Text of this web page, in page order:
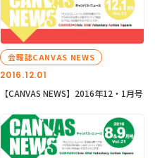
2016.12.01
会報誌CANVAS NEWS
【CANVAS NEWS】2016年12・1月号